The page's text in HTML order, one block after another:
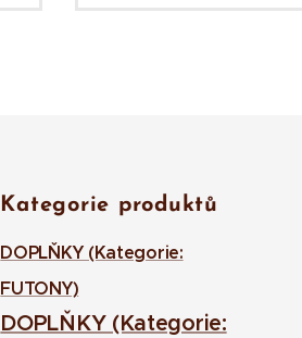
Kategorie produktů
DOPLŇKY (Kategorie:
FUTONY)
DOPLŇKY (Kategorie: